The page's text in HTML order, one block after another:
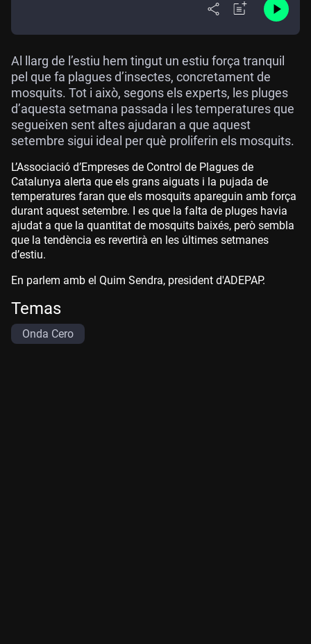
Al llarg de l’estiu hem tingut un estiu força tranquil
pel que fa plagues d’insectes, concretament de
mosquits. Tot i això, segons els experts, les pluges
d’aquesta setmana passada i les temperatures que
segueixen sent altes ajudaran a que aquest
setembre sigui ideal per què proliferin els mosquits.
L’Associació d’Empreses de Control de Plagues de
Catalunya alerta que els grans aiguats i la pujada de
temperatures faran que els mosquits apareguin amb força
durant aquest setembre. I es que la falta de pluges havia
ajudat a que la quantitat de mosquits baixés, però sembla
que la tendència es revertirà en les últimes setmanes
d’estiu.
En parlem amb el Quim Sendra, president d'ADEPAP.
Temas
Onda Cero